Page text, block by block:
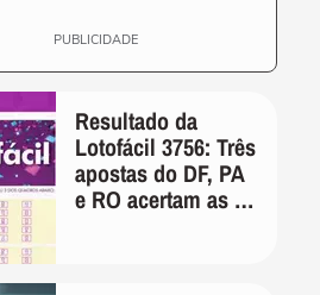
PUBLICIDADE
Resultado da
Lotofácil 3756: Três
apostas do DF, PA
e RO acertam as 15